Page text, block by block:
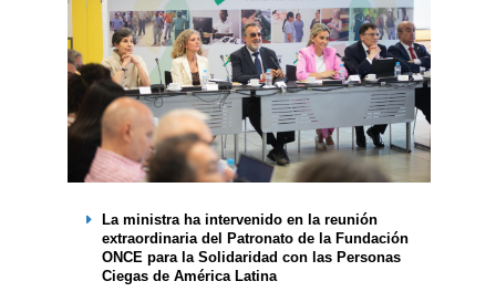
La ministra ha intervenido en la reunión
extraordinaria del Patronato de la Fundación
ONCE para la Solidaridad con las Personas
Ciegas de América Latina